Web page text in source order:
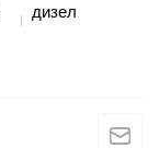
дизел